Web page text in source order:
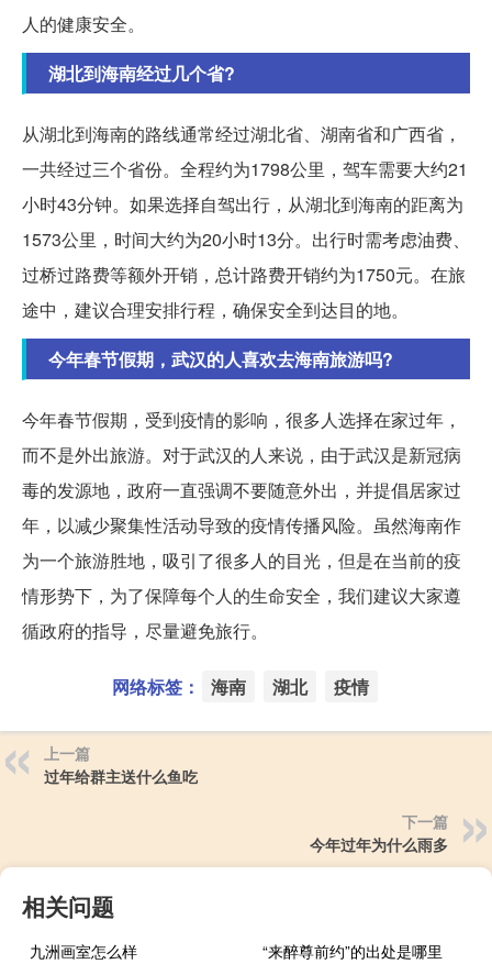
人的健康安全。
湖北到海南经过几个省?
从湖北到海南的路线通常经过湖北省、湖南省和广西省，
一共经过三个省份。全程约为1798公里，驾车需要大约21
小时43分钟。如果选择自驾出行，从湖北到海南的距离为
1573公里，时间大约为20小时13分。出行时需考虑油费、
过桥过路费等额外开销，总计路费开销约为1750元。在旅
途中，建议合理安排行程，确保安全到达目的地。
今年春节假期，武汉的人喜欢去海南旅游吗?
今年春节假期，受到疫情的影响，很多人选择在家过年，
而不是外出旅游。对于武汉的人来说，由于武汉是新冠病
毒的发源地，政府一直强调不要随意外出，并提倡居家过
年，以减少聚集性活动导致的疫情传播风险。虽然海南作
为一个旅游胜地，吸引了很多人的目光，但是在当前的疫
情形势下，为了保障每个人的生命安全，我们建议大家遵
循政府的指导，尽量避免旅行。
网络标签： 海南 湖北 疫情
上一篇
过年给群主送什么鱼吃
下一篇
今年过年为什么雨多
相关问题
九洲画室怎么样
“来醉尊前约”的出处是哪里